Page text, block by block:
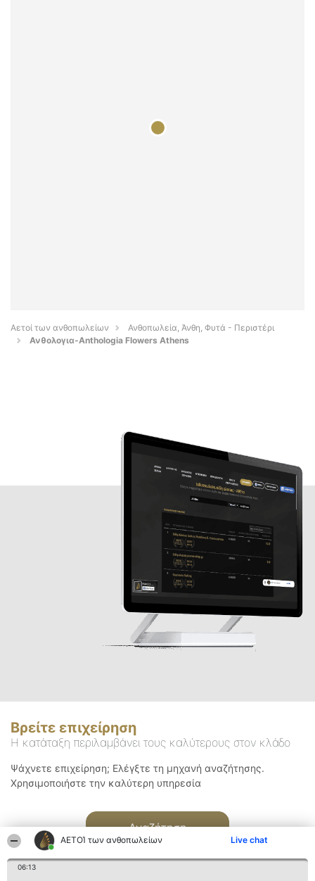
ΑΕΤΟΊ των ανθοπωλείων Live chat
06:13
Αετοί των ανθοπωλείων
Ανθοπωλεία, Άνθη, Φυτά - Περιστέρι
Ανθολογια-Anthologia Flowers Athens
Βρείτε επιχείρηση
Η κατάταξη περιλαμβάνει τους καλύτερους στον κλάδο
Ψάχνετε επιχείρηση; Ελέγξτε τη μηχανή αναζήτησης.
Χρησιμοποιήστε την καλύτερη υπηρεσία
Αναζήτηση